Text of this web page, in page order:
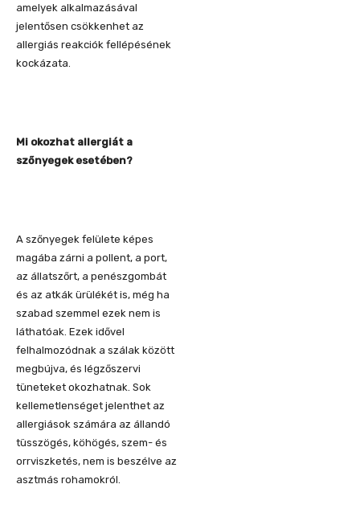
amelyek alkalmazásával
jelentősen csökkenhet az
allergiás reakciók fellépésének
kockázata.
Mi okozhat allergiát a
szőnyegek esetében?
A szőnyegek felülete képes
magába zárni a pollent, a port,
az állatszőrt, a penészgombát
és az atkák ürülékét is, még ha
szabad szemmel ezek nem is
láthatóak. Ezek idővel
felhalmozódnak a szálak között
megbújva, és légzőszervi
tüneteket okozhatnak. Sok
kellemetlenséget jelenthet az
allergiások számára az állandó
tüsszögés, köhögés, szem- és
orrviszketés, nem is beszélve az
asztmás rohamokról.